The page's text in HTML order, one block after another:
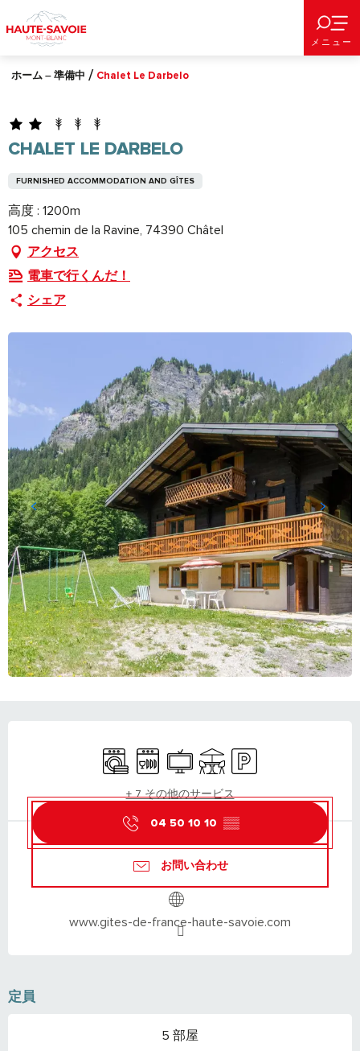
au
contenu
principal
メニュー
ホーム – 準備中 Chalet Le Darbelo
CHALET LE DARBELO
FURNISHED ACCOMMODATION AND GÎTES
高度 : 1200m
105 chemin de la Ravine, 74390 Châtel
アクセス
電車で行くんだ！
シェア
Washing machine
Dishwashers
TelevisionTerraceCar park
+ 7 その他のサービス
04 50 10 10 ▒▒
お問い合わせ
www.gites-de-france-haute-savoie.com
定員
5 部屋